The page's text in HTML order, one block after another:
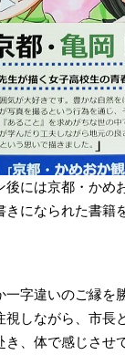
後には京都・かめ
きになられた書籍
一字違いのご縁を
視しながら、市長
き、体で感じさせ